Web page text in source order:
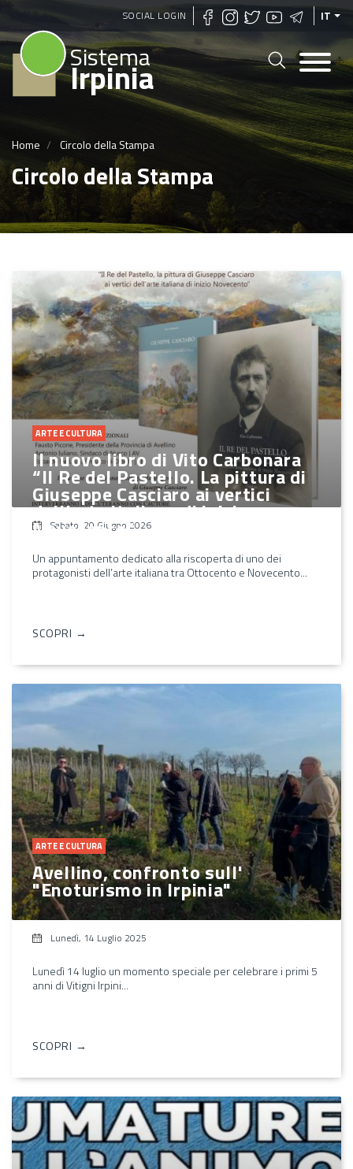
Salta
al
contenuto
principale
SOCIAL LOGIN IT
Sistema
Irpinia
Home Circolo della Stampa
Circolo della Stampa
ARTE E CULTURA
Il nuovo libro di Vito Carbonara
“Il Re del Pastello. La pittura di
Giuseppe Casciaro ai vertici
dell’arte italiana di inizio
Novecento”
Sabato, 20 Giugno 2026
Un appuntamento dedicato alla riscoperta di uno dei
protagonisti dell’arte italiana tra Ottocento e Novecento...
SCOPRI →
ARTE E CULTURA
Avellino, confronto sull'
"Enoturismo in Irpinia"
Lunedì, 14 Luglio 2025
Lunedì 14 luglio un momento speciale per celebrare i primi 5
anni di Vitigni Irpini...
SCOPRI →